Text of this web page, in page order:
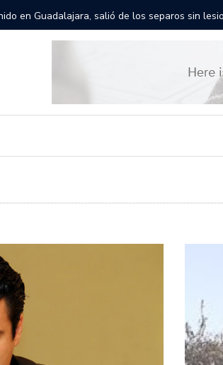
las calles de Guadalajara: aparta la fecha